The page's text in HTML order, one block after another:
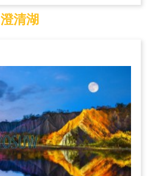
澄清湖